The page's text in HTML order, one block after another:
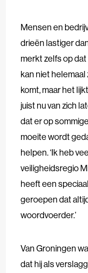
Mensen en
drieën lastiger
merkt zelfs op dat
kan niet
komt, maar het
juist nu van zich
dat er op
moeite wordt
helpen. ‘Ik heb
veiligheidsregio
heeft een
geroepen dat
woordvoerder.’
Van Groningen
dat hij als